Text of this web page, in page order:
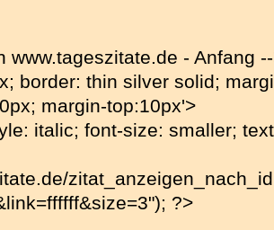
www.tageszitate.de - Anfang
border: thin silver solid;
margin-top:10px'>
italic; font-size: smaller;
?>